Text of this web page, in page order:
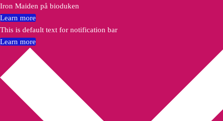
Iron Maiden på bioduken
Learn more
This is default text for notification bar
Learn more